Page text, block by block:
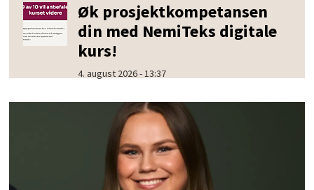
Øk prosjektkompetansen
din med NemiTeks digitale
kurs!
4. august 2026 - 13:37